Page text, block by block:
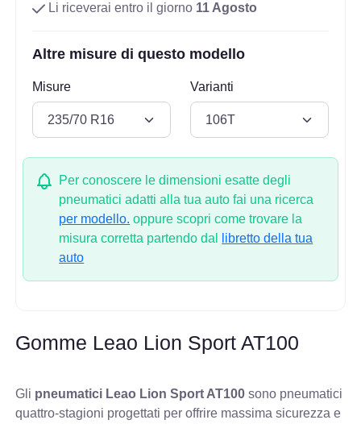
Li riceverai entro il giorno 11 Agosto
Altre misure di questo modello
Misure Varianti
Per conoscere le dimensioni esatte degli
pneumatici adatti alla tua auto fai una ricerca
per modello. oppure scopri come trovare la
misura corretta partendo dal
libretto della tua
auto
Gomme Leao Lion Sport AT100
Gli pneumatici Leao Lion Sport AT100 sono pneumatici
quattro-stagioni progettati per offrire massima sicurezza e